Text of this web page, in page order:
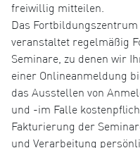
freiwillig mitteilen.
Das
veranstaltet regelmäßig
Seminare, zu denen wir
einer Onlineanmeldung
das Ausstellen von
und -im Falle
Fakturierung der
und Verarbeitung